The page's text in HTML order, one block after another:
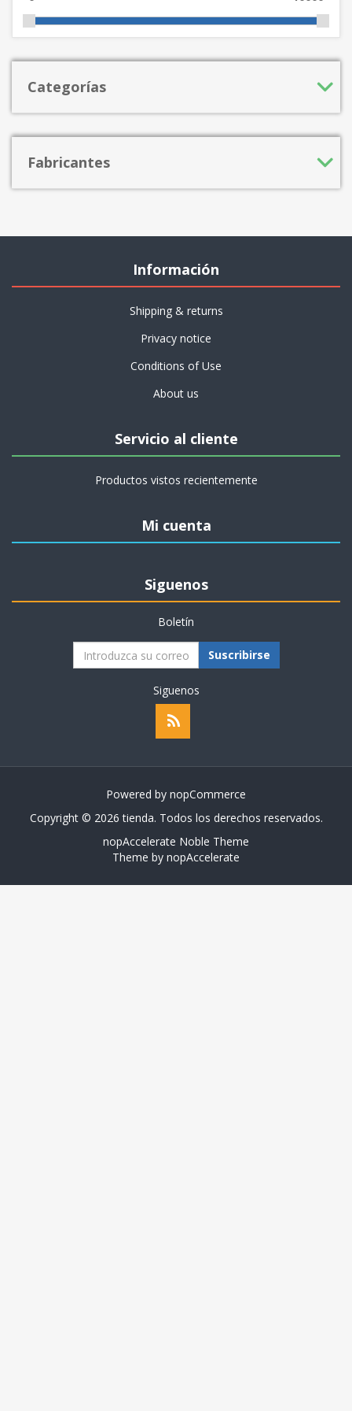
Categorías
Fabricantes
Información
Shipping & returns
Privacy notice
Conditions of Use
About us
Servicio al cliente
Productos vistos recientemente
Mi cuenta
Siguenos
Boletín
Suscribirse
Siguenos
Powered by nopCommerce
Copyright © 2026 tienda. Todos los derechos reservados.
nopAccelerate Noble Theme
Theme by nopAccelerate